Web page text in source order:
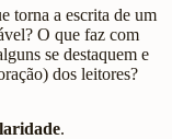
torna a escrita de um
O que faz com
se destaquem e
dos leitores?
.